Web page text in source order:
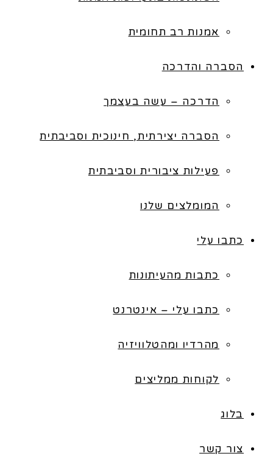
אמנות רב תחומית
הסברה והדרכה
הדרכה – עשה בעצמך
הסברה יצירתית, חינוכית וסביבתית
פעילות ציבורית וסביבתית
המומלצים שלנו
כתבו עלי
כתבות מהעיתונות
כתבו עלי – אינטרנט
מהרדיו ומהטלוויזיה
לקוחות ממליצים
בלוג
צור קשר